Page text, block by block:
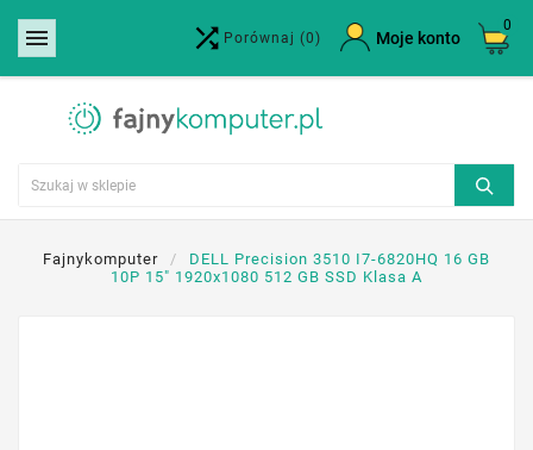
  Porównaj (0) Moje konto
0
Fajnykomputer
DELL Precision 3510 I7-6820HQ 16 GB
10P 15" 1920x1080 512 GB SSD Klasa A
Utwórz listę życzeń ×
Nazwa listy życzeń
Anuluj Utwórz listę życzeń